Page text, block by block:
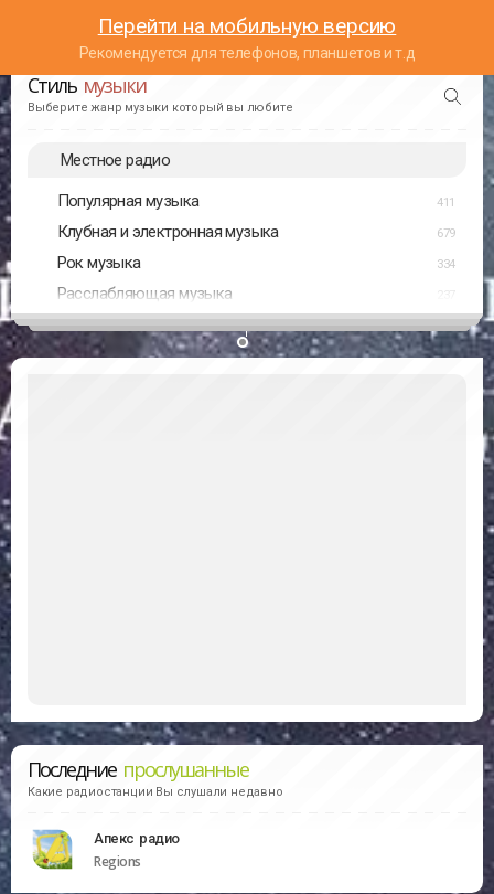
Перейти на мобильную версию
Рекомендуется для телефонов, планшетов и т.д
Стиль музыки
Выберите жанр музыки который вы любите
Местное радио
Популярная музыка 411
Клубная и электронная музыка 679
Рок музыка 334
Расслабляющая музыка
Последние прослушанные
Какие радиостанции Вы слушали недавно
Апекс радио
Regions